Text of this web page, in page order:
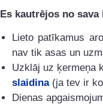
Es kautrējos no
Lieto patīkamus
nav tik asas un
Uzklāj uz ķermeņa
slaidina(ja tev ir
Dienas